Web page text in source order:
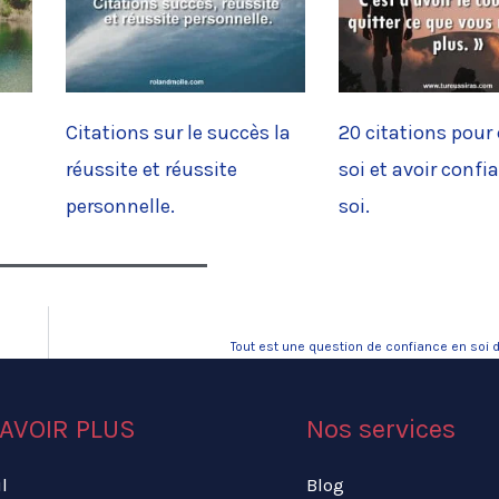
Citations sur le succès la
réussite et réussite
personnelle.
20 citations pour
soi et avoir
soi.
Tout est une question de confiance en soi
PLUS Nos services
Blog